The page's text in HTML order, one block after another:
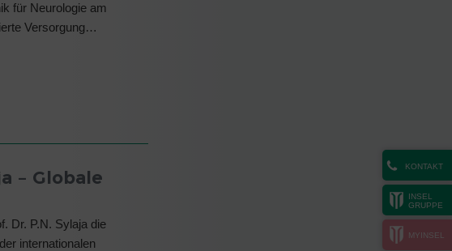
KONTAKT
INSEL
GRUPPE
MYINSEL
für Neurologie am
Versorgung…
– Globale
Dr. P.N. Sylaja die
internationalen